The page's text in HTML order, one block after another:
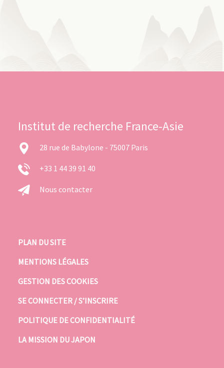
Institut de recherche France-Asie
28 rue de Babylone - 75007 Paris
+33 1 44 39 91 40
Nous contacter
PLAN DU SITE
MENTIONS LÉGALES
GESTION DES COOKIES
SE CONNECTER / S’INSCRIRE
POLITIQUE DE CONFIDENTIALITÉ
LA MISSION DU JAPON